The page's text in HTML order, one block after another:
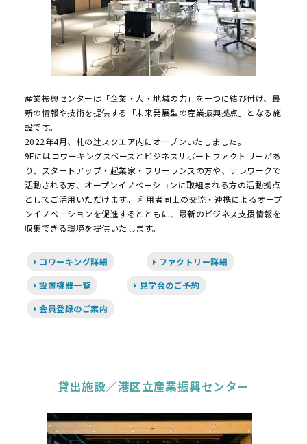
産業振興センターは「企業・人・地域の力」を一つに結び付け、最
新の情報や技術を提供する「未来発展型の産業振興拠点」となる施
設です。
2022年4月、札の辻スクエア内にオープンいたしました。
9Fにはコワーキングスペースとビジネスサポートファクトリーがあ
り、スタートアップ・起業家・フリーランスの方や、テレワークで
活動される方、オープンイノベーションに取組まれる方の活動拠点
としてご活用いただけます。 利用者同士の交流・連携によるオープ
ンイノベーションを促進するとともに、最新のビジネス支援情報を
収集できる環境を提供いたします。
コワーキング詳細 ファクトリー詳細
設置機器一覧 見学会のご予約
会員登録のご案内
貸出施設／港区立産業振興センター